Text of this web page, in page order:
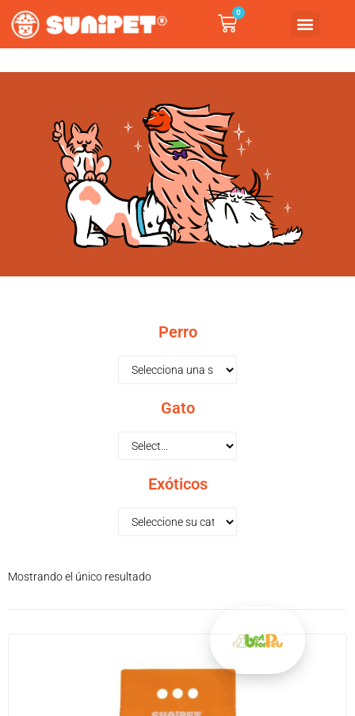
0
Perro
Gato
Exóticos
Mostrando el único resultado